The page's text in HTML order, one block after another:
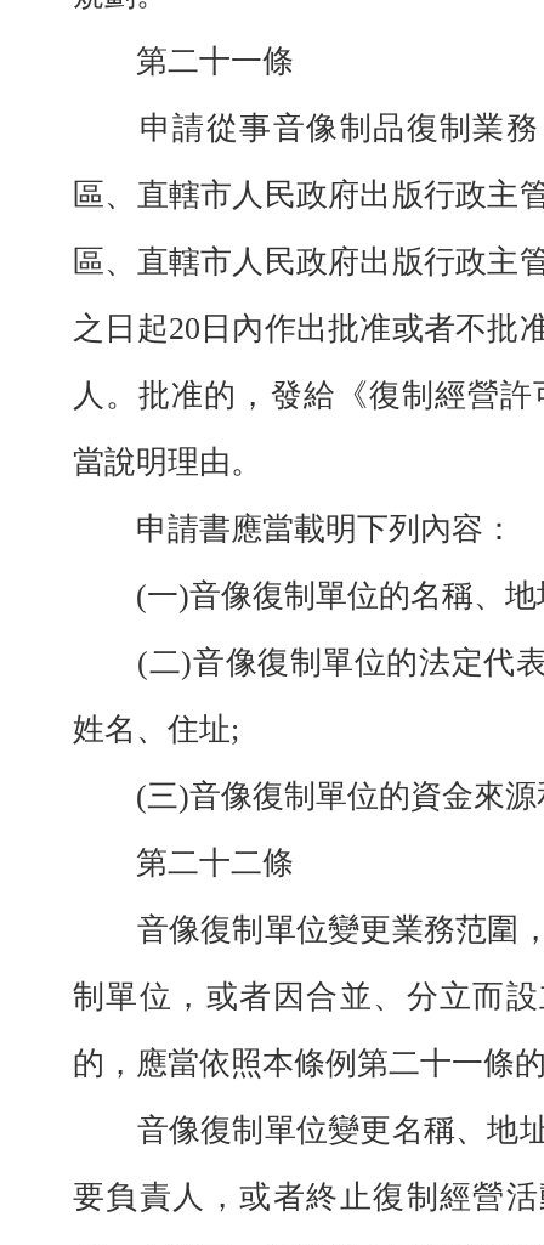
第二十一條
申請從事音像制品復制業務
區、直轄市人民政府出版行政主
區、直轄市人民政府出版行政主
之日起20日內作出批准或者不批
人。批准的，發給《復制經營
當說明理由。
申請書應當載明下列內容：
(一)音像復制單位的名稱、地
(二)音像復制單位的法定代表
姓名、住址;
(三)音像復制單位的資金來源
第二十二條
音像復制單位變更業務范圍
制單位，或者因合並、分立而
的，應當依照本條例第二十一條
音像復制單位變更名稱、地
要負責人，或者終止復制經營